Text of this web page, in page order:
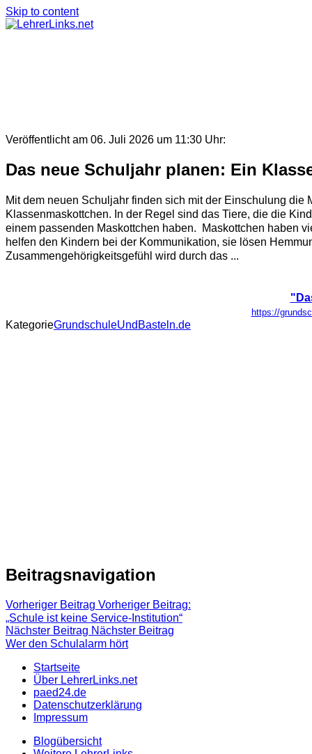
Skip to content
Veröffentlicht am 06. Juli 2026 um 11:30 Uhr:
Das neue Schuljahr planen: Ein
Mit dem neuen Schuljahr finden sich mit der Einschulung
Klassenmaskottchen. In der Regel sind das Tiere, die die
einem passenden Maskottchen haben. Maskottchen haben
helfen den Kindern bei der Kommunikation, sie lösen
Zusammengehörigkeitsgefühl wird durch das ...
https://
KategorieGrundschuleUndBasteln.de
Beitragsnavigation
Vorheriger Beitrag Vorheriger Beitrag:
„Schule ist keine Service-Institution“
Nächster Beitrag Nächster Beitrag
Wer den Schulalarm hört
Startseite
Über LehrerLinks.net
paed24.de
Datenschutzerklärung
Impressum
Blogübersicht